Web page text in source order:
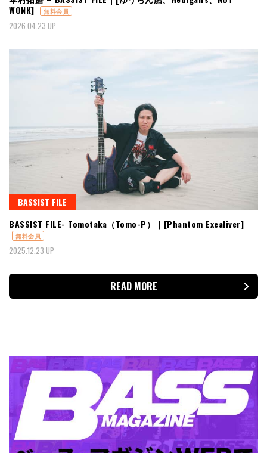
WONK]
無料会員
2026.04.23 UP
BASSIST FILE
BASSIST FILE- Tomotaka（Tomo-P）｜[Phantom Excaliver]
無料会員
2025.12.23 UP
READ MORE